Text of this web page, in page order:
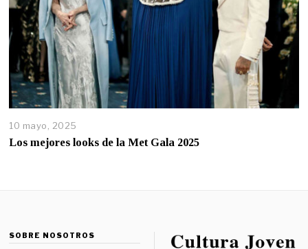
10 mayo, 2025
Los mejores looks de la Met Gala 2025
SOBRE NOSOTROS